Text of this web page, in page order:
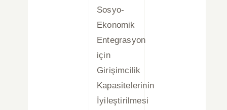
Sosyo-
Ekonomik
Entegrasyon
için
Girişimcilik
Kapasitelerinin
İyileştirilmesi